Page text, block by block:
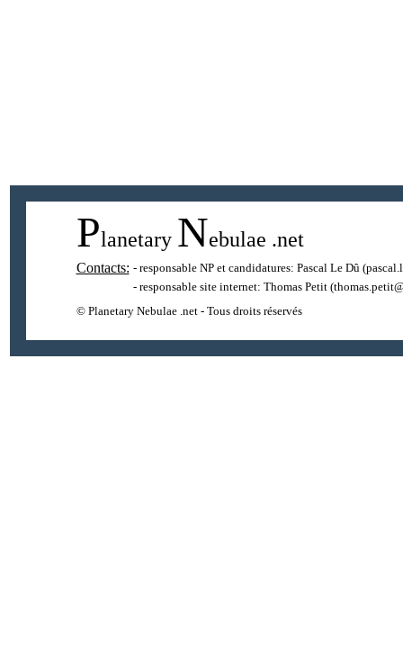
Planetary Nebulae .net
Contacts: - responsable NP et candidatures: Pascal Le Dû
- responsable site internet: Thomas Petit
© Planetary Nebulae .net - Tous droits réservés